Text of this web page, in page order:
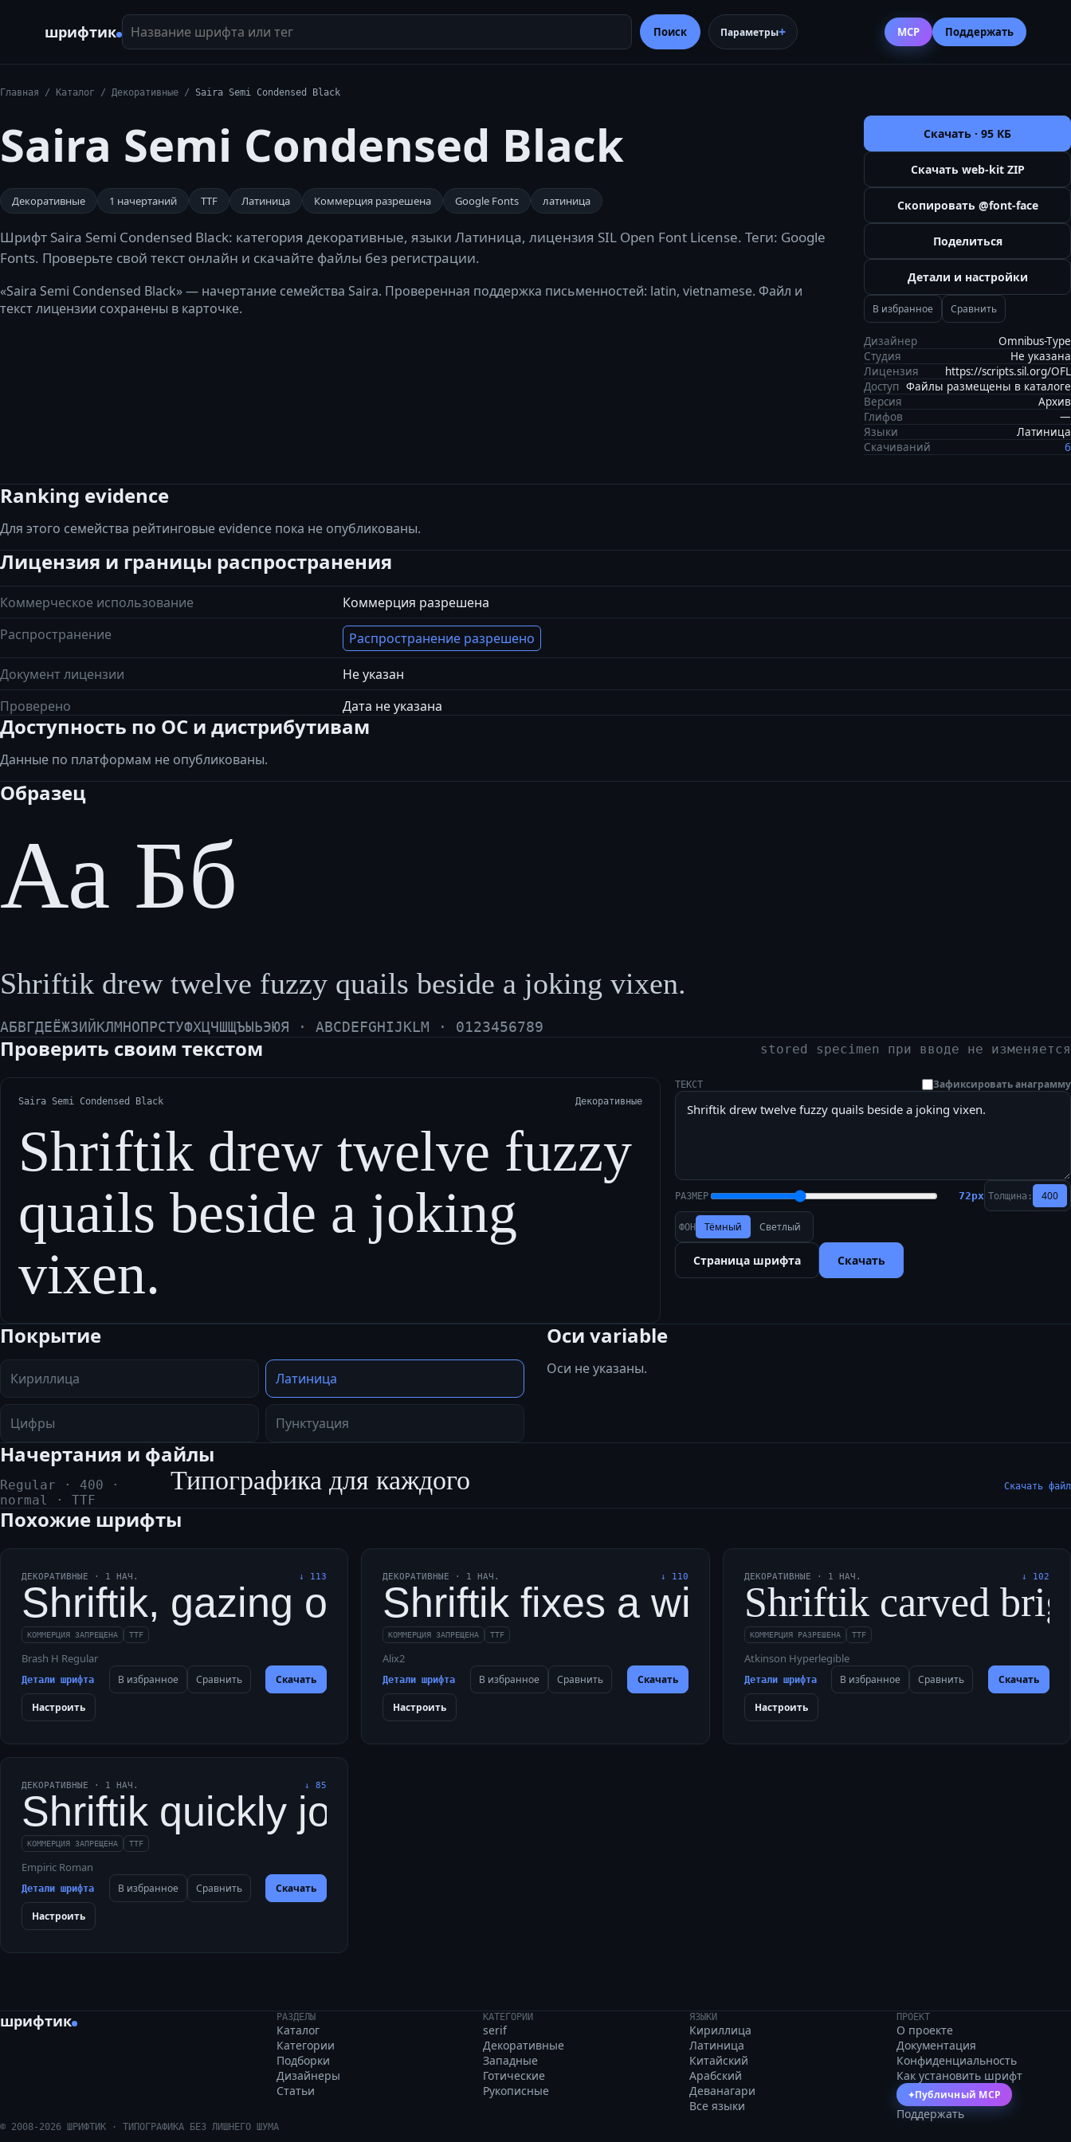
шрифтик Название шрифта или тег
Поиск Параметры MCP Поддержать
Главная / Каталог / Декоративные / Saira Semi Condensed Black
Saira Semi Condensed Black
Декоративные 1 начертаний TTF Латиница Коммерция разрешена Google Fonts латиница
Шрифт Saira Semi Condensed Black: категория декоративные, языки Латиница, лицензия SIL Open Font License. Теги: Google
Fonts. Проверьте свой текст онлайн и скачайте файлы без регистрации.
«Saira Semi Condensed Black» — начертание семейства Saira. Проверенная поддержка письменностей: latin, vietnamese. Файл и
текст лицензии сохранены в карточке.
Скачать · 95 КБ
Скачать web-kit ZIP
Скопировать @font-face
Поделиться
Детали и настройки
В избранное Сравнить
Дизайнер
Omnibus-Type
Студия
Не указана
Лицензия
https://scripts.sil.org/OFL
Доступ Файлы размещены в каталоге
Версия
Архив
Глифов
—
Языки
Латиница
Скачиваний
6
Ranking evidence
Для этого семейства рейтинговые evidence пока не опубликованы.
Лицензия и границы распространения
Коммерческое использование
Коммерция разрешена
Распространение
Распространение разрешено
Документ лицензии
Не указан
Проверено
Дата не указана
Доступность по ОС и дистрибутивам
Данные по платформам не опубликованы.
Образец
Аа Бб
Shriftik drew twelve fuzzy quails beside a joking vixen.
АБВГДЕЁЖЗИЙКЛМНОПРСТУФХЦЧШЩЪЫЬЭЮЯ · ABCDEFGHIJKLM · 0123456789
Проверить своим текстом stored specimen при вводе не изменяется
Saira Semi Condensed Black Декоративные
Shriftik drew twelve fuzzy
quails beside a joking
vixen.
ТЕКСТ Зафиксировать анаграмму
РАЗМЕР 72px Толщина: 400
ФОН Тёмный Светлый
Страница шрифта Скачать
Покрытие
Кириллица Латиница
Цифры Пунктуация
Оси variable
Оси не указаны.
Начертания и файлы
Regular · 400 ·
normal
· TTF
Типографика для каждого Скачать файл
Похожие шрифты
ДЕКОРАТИВНЫЕ · 1 НАЧ. ↓ 113
Shriftik, gazing oddly, quickly fixed five jumpy web bugs
КОММЕРЦИЯ ЗАПРЕЩЕНА TTF
Brash H Regular
Детали шрифта В избранное Сравнить Скачать
Настроить
ДЕКОРАТИВНЫЕ · 1 НАЧ. ↓ 110
Shriftik fixes a wizard’s bulky quartz
КОММЕРЦИЯ ЗАПРЕЩЕНА TTF
Alix2
Детали шрифта В избранное Сравнить Скачать
Настроить
ДЕКОРАТИВНЫЕ · 1 НАЧ. ↓ 102
Shriftik carved
КОММЕРЦИЯ РАЗРЕШЕНА TTF
Atkinson Hyperlegible
Детали шрифта В избранное Сравнить Скачать
Настроить
ДЕКОРАТИВНЫЕ · 1 НАЧ. ↓85
Shriftik quickly jotted vivid web bylaws, vexing the
КОММЕРЦИЯ ЗАПРЕЩЕНА TTF
Empiric Roman
Детали шрифта В избранное Сравнить Скачать
Настроить
шрифтик РАЗДЕЛЫ
Каталог
Категории
Подборки
Дизайнеры
Статьи
КАТЕГОРИИ
serif
Декоративные
Западные
Готические
Рукописные
ЯЗЫКИ
Кириллица
Латиница
Китайский
Арабский
Деванагари
Все языки
ПРОЕКТ
О проекте
Документация
Конфиденциальность
Как установить шрифт
✦Публичный MCP
Поддержать
© 2008- 2026 ШРИФТИК · ТИПОГРАФИКА БЕЗ ЛИШНЕГО ШУМА